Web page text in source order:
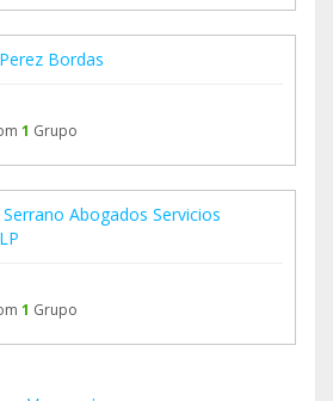
Bordas
1 Grupo
Abogados Servicios
1 Grupo